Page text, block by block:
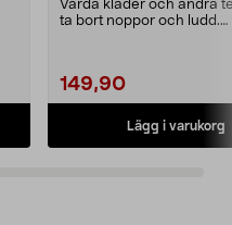
Vårda kläder och andra
ta bort noppor och ludd.
149,90
Lägg i varukorg